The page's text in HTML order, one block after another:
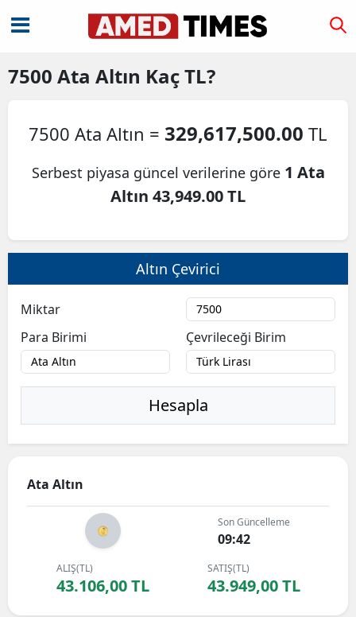
7500 Ata Altın Kaç TL?
7500 Ata Altın = 329,617,500.00 TL
Serbest piyasa güncel verilerine göre 1 Ata
Altın 43,949.00 TL
Altın Çevirici
Miktar
Para Birimi
Çevrileceği Birim
Hesapla
Ata Altın
Son Güncelleme
09:42
ALIŞ(TL)
43.106,00 TL
SATIŞ(TL)
43.949,00 TL